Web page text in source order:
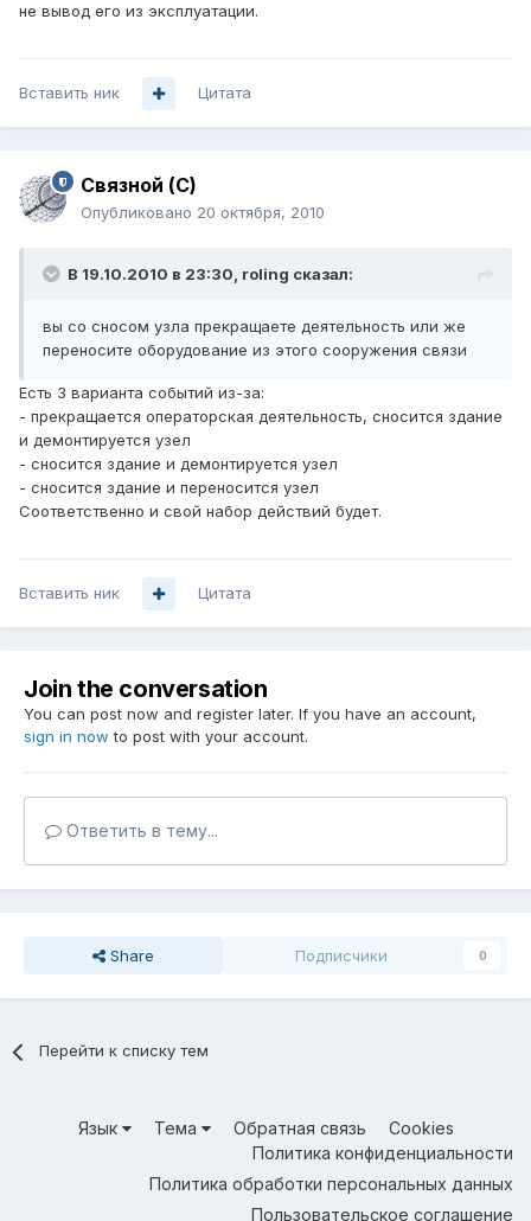
не вывод его из эксплуатации.
Вставить ник Цитата
Связной (С)
Опубликовано 20 октября, 2010
В 19.10.2010 в 23:30, roling сказал:
вы со сносом узла прекращаете деятельность или же
переносите оборудование из этого сооружения связи
Есть 3 варианта событий из-за:
- прекращается операторская деятельность, сносится здание
и демонтируется узел
- сносится здание и демонтируется узел
- сносится здание и переносится узел
Соответственно и свой набор действий будет.
Вставить ник Цитата
Join the conversation
You can post now and register later. If you have an account,
sign in now to post with your account.
Ответить в тему...
Share Подписчики 0
Перейти к списку тем
Язык Тема Обратная связь
Cookies
Политика конфиденциальности
Политика обработки персональных данных
Пользовательское соглашение